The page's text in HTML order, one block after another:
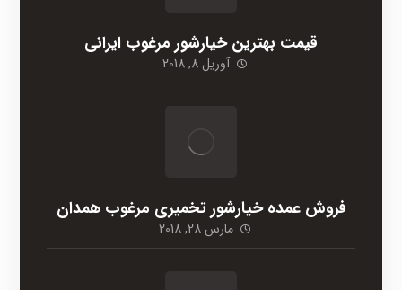
قیمت بهترین خیارشور مرغوب ایرانی
آوریل 8, 2018
فروش عمده خیارشور تخمیری مرغوب همدان
مارس 28, 2018